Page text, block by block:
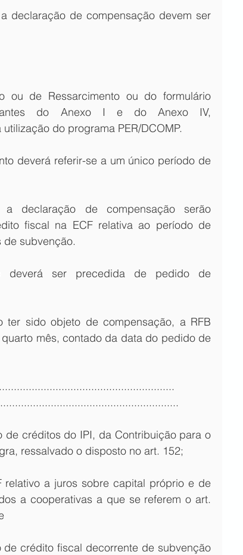
declaração de compensação devem ser
ou de Ressarcimento ou do formulário
do Anexo I e do Anexo IV,
do programa PER/DCOMP.
deverá referir-se a um único período de
declaração de compensação serão
fiscal na ECF relativa ao período de
de subvenção.
deverá ser precedida de pedido de
sido objeto de compensação, a RFB
mês, contado da data do pedido de
de créditos do IPI, da Contribuição para o
ressalvado o disposto no art. 152;
a juros sobre capital próprio e de
a cooperativas a que se referem o art.
crédito fiscal decorrente de subvenção